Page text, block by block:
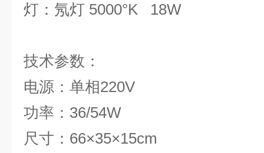
灯：氖灯 5000°K 18W
技术参
电源：单相220V
功率：36/54W
尺寸：66×35×15cm